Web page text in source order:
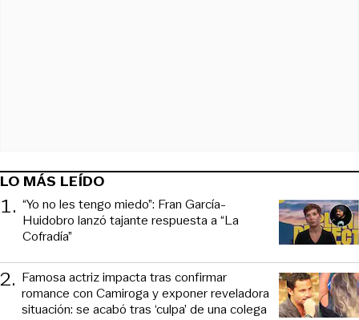
LO MÁS LEÍDO
1. “Yo no les tengo miedo”: Fran García-
Huidobro lanzó tajante respuesta a “La
Cofradía”
2. Famosa actriz impacta tras confirmar
romance con Camiroga y exponer reveladora
situación: se acabó tras ‘culpa’ de una colega